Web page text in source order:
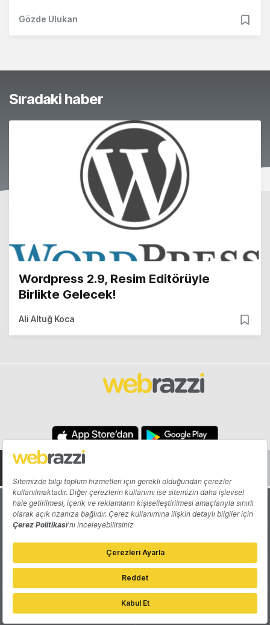
Gözde Ulukan
Sıradaki haber
Wordpress 2.9, Resim Editörüyle
Birlikte Gelecek!
Ali Altuğ Koca
Hakkında Yazarlar
Katkıda Bulun Reklam